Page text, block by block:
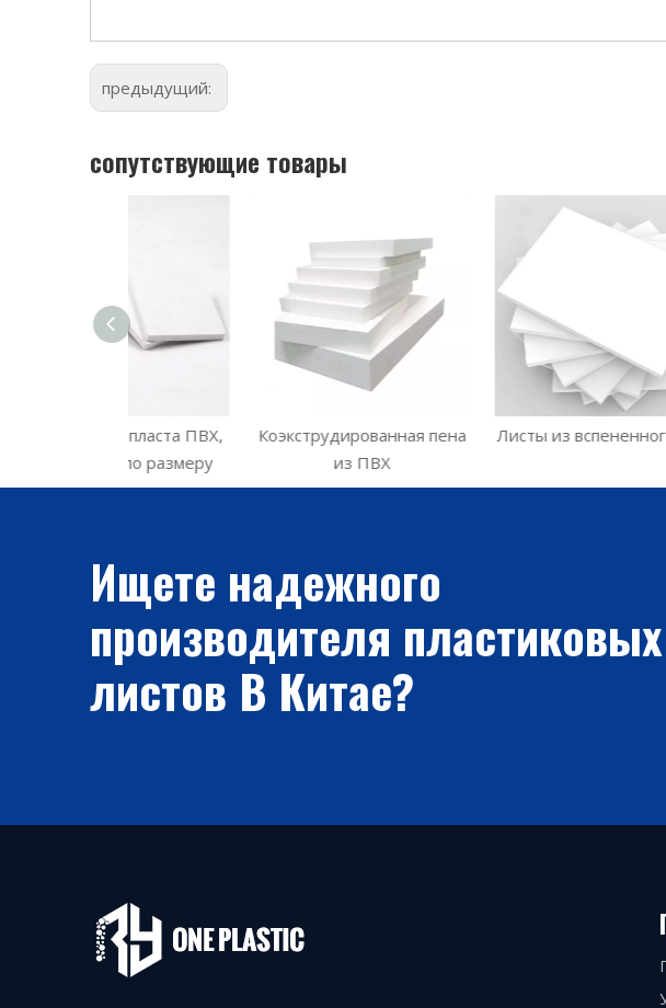
предыдущий:
сопутствующие товары
Коэкструдированная пена
Листы из вспененного ПВХ
Ищете надежного
производителя пластиковых
листов В Китае?